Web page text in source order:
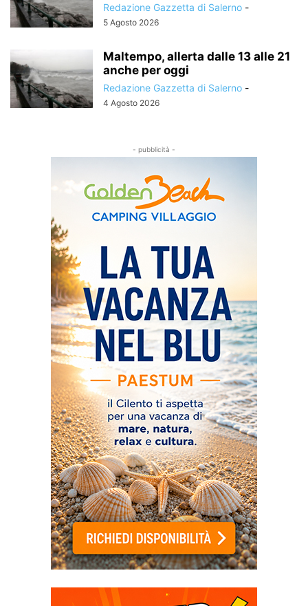
Redazione Gazzetta di Salerno -
5 Agosto 2026
Maltempo, allerta dalle 13 alle 21
anche per oggi
Redazione Gazzetta di Salerno -
4 Agosto 2026
- pubblicità -